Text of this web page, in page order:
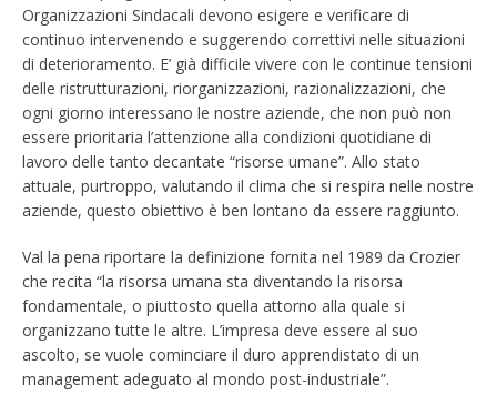
Organizzazioni Sindacali devono esigere e verificare di
continuo intervenendo e suggerendo correttivi nelle situazioni
di deterioramento. E’ già difficile vivere con le continue tensioni
delle ristrutturazioni, riorganizzazioni, razionalizzazioni, che
ogni giorno interessano le nostre aziende, che non può non
essere prioritaria l’attenzione alla condizioni quotidiane di
lavoro delle tanto decantate “risorse umane”. Allo stato
attuale, purtroppo, valutando il clima che si respira nelle nostre
aziende, questo obiettivo è ben lontano da essere raggiunto.
Val la pena riportare la definizione fornita nel 1989 da Crozier
che recita “la risorsa umana sta diventando la risorsa
fondamentale, o piuttosto quella attorno alla quale si
organizzano tutte le altre. L’impresa deve essere al suo
ascolto, se vuole cominciare il duro apprendistato di un
management adeguato al mondo post-industriale”.